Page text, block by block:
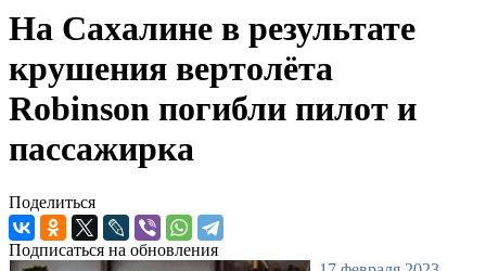
На Сахалине в результате
крушения вертолёта
Robinson погибли пилот и
пассажирка
Поделиться
Подписаться на обновления